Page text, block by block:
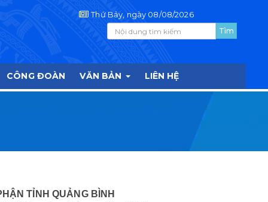
Thứ Bảy, ngày 08/08/2026
CÔNG ĐOÀN VĂN BẢN LIÊN HỆ
TỈNH QUẢNG BÌNH